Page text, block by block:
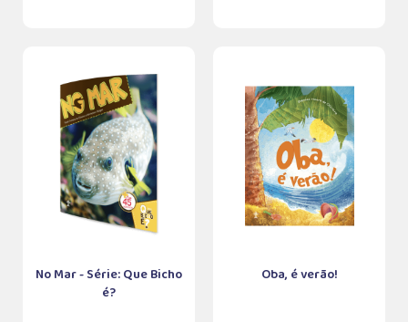
No Mar - Série: Que Bicho
é?
Oba, é verão!